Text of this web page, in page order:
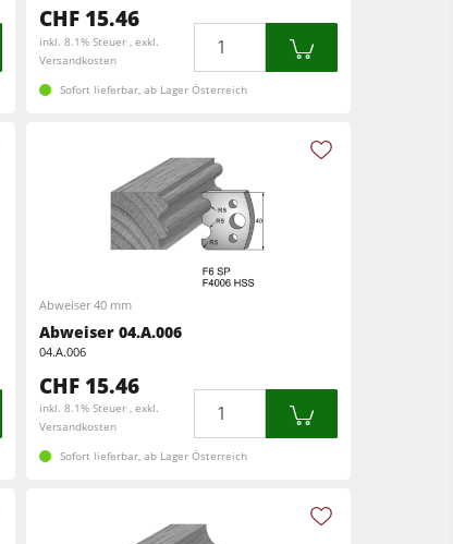
CHF 15.46
inkl. 8.1% Steuer , exkl.
Versandkosten
Sofort lieferbar, ab Lager Österreich
Abweiser 40 mm
Abweiser 04.A.006
04.A.006
CHF 15.46
inkl. 8.1% Steuer , exkl.
Versandkosten
Sofort lieferbar, ab Lager Österreich